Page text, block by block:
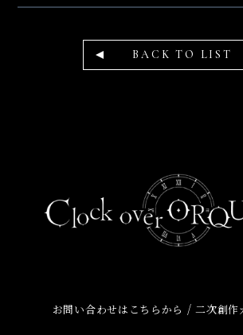
BACK TO LIST
お問い合わせはこちらから /二次創作